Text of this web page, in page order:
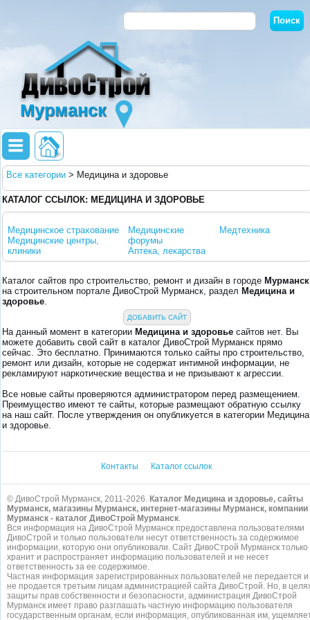
Мурманск
Все категории > Медицина и здоровье
КАТАЛОГ ССЫЛОК: МЕДИЦИНА И ЗДОРОВЬЕ
Медицинское страхование
Медицинские центры,
клиники
Медицинские
форумы
Аптека, лекарства
Медтехника
Каталог сайтов про строительство, ремонт и дизайн в городе Мурманск
на строительном портале ДивоСтрой Мурманск, раздел Медицина и
здоровье.
ДОБАВИТЬ САЙТ
На данный момент в категории Медицина и здоровье сайтов нет. Вы
можете добавить свой сайт в каталог ДивоСтрой Мурманск прямо
сейчас. Это бесплатно. Принимаются только сайты про строительство,
ремонт или дизайн, которые не содержат интимной информации, не
рекламируют наркотические вещества и не призывают к агрессии.
Все новые сайты проверяются администратором перед размещением.
Преимущество имеют те сайты, которые размещают обратную ссылку
на наш сайт. После утверждения он опубликуется в категории Медицина
и здоровье.
Контакты Каталог ссылок
© ДивоСтрой Мурманск, 2011-2026. Каталог Медицина и здоровье, сайты
Мурманск, магазины Мурманск, интернет-магазины Мурманск, компании
Мурманск - каталог ДивоСтрой Мурманск.
Вся информация на ДивоСтрой Мурманск предоставлена пользователями
ДивоСтрой и только пользователи несут ответственность за содержимое
информации, которую они опубликовали. Сайт ДивоСтрой Мурманск только
хранит и распространяет информацию пользователей и не несет
ответственность за ее содержимое.
Частная информация зарегистрированных пользователей не передается и
не продается третьим лицам администрацией сайта ДивоСтрой. Но, в
защиты прав собственности и безопасности, администрация ДивоСтрой
Мурманск имеет право разглашать частную информацию пользователя
государственным органам, если информация, опубликованная им,